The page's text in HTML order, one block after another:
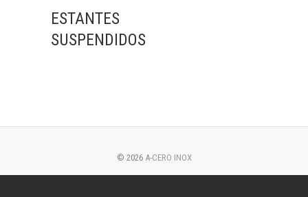
ESTANTES
SUSPENDIDOS
© 2026 A-CERO INOX